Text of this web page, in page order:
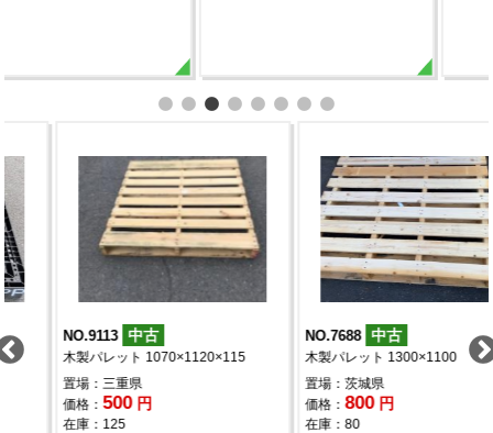
NO.7688
木製パレット 1300×1100
置場：茨城県
価格： 800
在庫：80
NO.9552
木製パレット
置場：三重県
価格： 500
在庫：170